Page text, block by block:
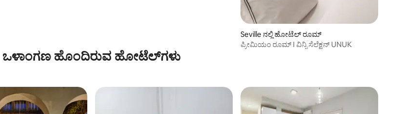
Seville ನಲ್ಲಿ ಹೋಟೆಲ್ ರೂಮ್
ಪ್ರೀಮಿಯಂ ರೂಮ್ I ವಿನ್ಸಿ ಸೆಲೆಕ್ಷನ್ UNUK
ಒಳಾಂಗಣ ಹೊಂದಿರುವ ಹೋಟೆಲ್‌ಗಳು